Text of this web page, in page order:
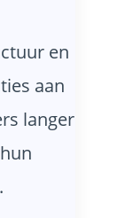
en
aan
langer